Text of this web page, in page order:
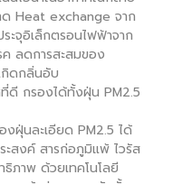
ด Heat exchange จาก
ะจุอิเล็กตรอนไฟฟ้าจาก
ลดการสะสมของ
กิดกลิ่นอับ
ดี กรองได้ทั้งฝุ่น PM2.5
ฝุ่นละเอียด PM2.5 ได้
สงค์ สารก่อภูมิแพ้ ไวรัส
ธิภาพ ด้วยเทคโนโลยี